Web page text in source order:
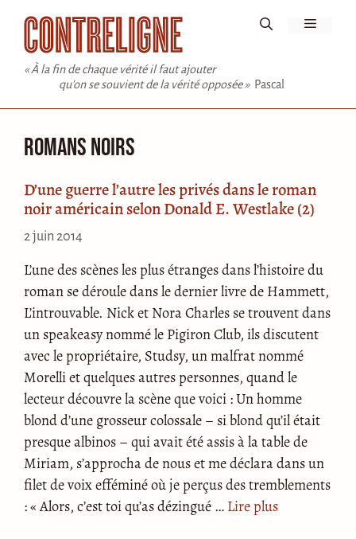
contenu
« À la fin de chaque vérité il faut ajouter
qu'on se souvient de la vérité opposée » Pascal
Menu
romans noirs
D’une guerre l’autre les privés dans le roman
noir américain selon Donald E. Westlake (2)
2 juin 2014
L’une des scènes les plus étranges dans l’histoire du
roman se déroule dans le dernier livre de Hammett,
L’introuvable. Nick et Nora Charles se trouvent dans
un speakeasy nommé le Pigiron Club, ils discutent
avec le propriétaire, Studsy, un malfrat nommé
Morelli et quelques autres personnes, quand le
lecteur découvre la scène que voici : Un homme
blond d’une grosseur colossale – si blond qu’il était
presque albinos – qui avait été assis à la table de
Miriam, s’approcha de nous et me déclara dans un
filet de voix efféminé où je perçus des tremblements
: « Alors, c’est toi qu’as dézingué … Lire plus